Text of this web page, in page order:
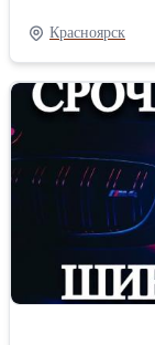
Красноярск